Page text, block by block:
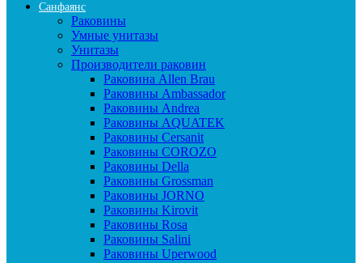
Санфаянс
Раковины
Умные унитазы
Унитазы
Производители раковин
Раковина Allen Brau
Раковины Ambassador
Раковины Andrea
Раковины AQUATEK
Раковины Cersanit
Раковины COROZO
Раковины Della
Раковины Grossman
Раковины JORNO
Раковины Kirovit
Раковины Rosa
Раковины Salini
Раковины Uperwood